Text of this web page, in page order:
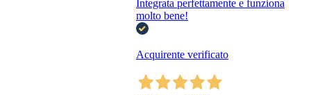
Integrata perfettamente e funziona
molto bene!
Acquirente verificato